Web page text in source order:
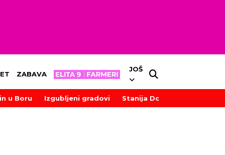
ZABAVA
JOŠ
u Boru Izgubljeni gradovi Stanija Dobrojević